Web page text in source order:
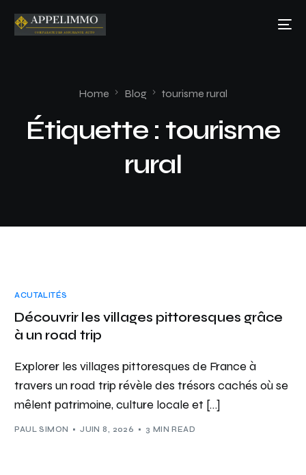
Home Blog tourisme rural
Étiquette : tourisme
rural
ACUTALITÉS
Découvrir les villages pittoresques grâce
à un road trip
Explorer les villages pittoresques de France à
travers un road trip révèle des trésors cachés où se
mêlent patrimoine, culture locale et […]
PAUL SIMON JUIN 8, 2026 3 MIN READ